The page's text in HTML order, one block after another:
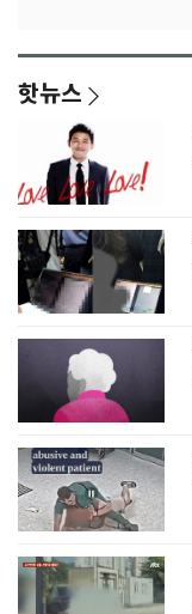
핫뉴스